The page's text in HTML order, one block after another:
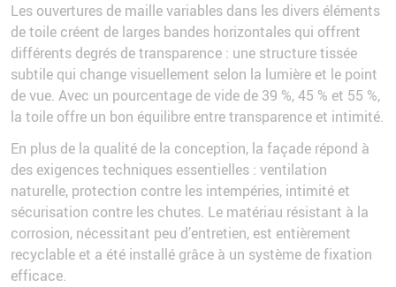
Les ouvertures de maille variables dans les divers éléments
de toile créent de larges bandes horizontales qui offrent
différents degrés de transparence : une structure tissée
subtile qui change visuellement selon la lumière et le point
de vue. Avec un pourcentage de vide de 39 %, 45 % et 55 %,
la toile offre un bon équilibre entre transparence et intimité.
En plus de la qualité de la conception, la façade répond à
des exigences techniques essentielles : ventilation
naturelle, protection contre les intempéries, intimité et
sécurisation contre les chutes. Le matériau résistant à la
corrosion, nécessitant peu d’entretien, est entièrement
recyclable et a été installé grâce à un système de fixation
efficace.